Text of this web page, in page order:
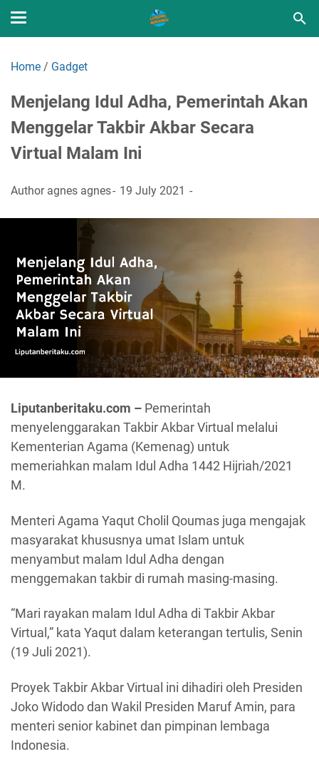
Home / Gadget
Menjelang Idul Adha, Pemerintah Akan
Menggelar Takbir Akbar Secara
Virtual Malam Ini
Author agnes agnes 19 July 2021
Liputanberitaku.com – Pemerintah
menyelenggarakan Takbir Akbar Virtual melalui
Kementerian Agama (Kemenag) untuk
memeriahkan malam Idul Adha 1442 Hijriah/2021
M.
Menteri Agama Yaqut Cholil Qoumas juga mengajak
masyarakat khususnya umat Islam untuk
menyambut malam Idul Adha dengan
menggemakan takbir di rumah masing-masing.
“Mari rayakan malam Idul Adha di Takbir Akbar
Virtual,” kata Yaqut dalam keterangan tertulis, Senin
(19 Juli 2021).
Proyek Takbir Akbar Virtual ini dihadiri oleh Presiden
Joko Widodo dan Wakil Presiden Maruf Amin, para
menteri senior kabinet dan pimpinan lembaga
Indonesia.